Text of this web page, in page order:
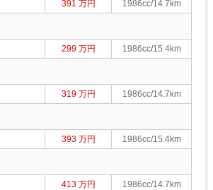
391 万円
1986cc/14.7km
299 万円
1986cc/15.4km
319 万円
1986cc/14.7km
393 万円
1986cc/15.4km
413 万円 1986cc/14.7km